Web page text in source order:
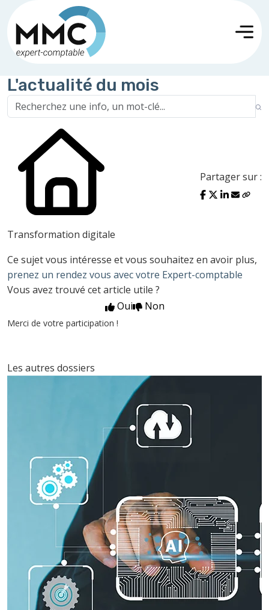
L'actualité du mois
Transformation digitale
Partager sur :
Ce sujet vous intéresse et vous souhaitez en avoir plus,
prenez un rendez vous avec votre Expert-comptable
Vous avez trouvé cet article utile ?
Oui
Non
Merci de votre participation !
Les autres dossiers